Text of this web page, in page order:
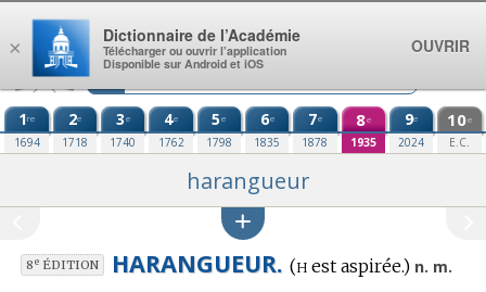
Aller au contenu
1re
1694
2e
1718
3e
1740
4e
1762
5e
1798
6e
1835
7e
1878
8e
1935
9e
2024
10e
E.C.
harangueur
8eÉDITION HARANGUEUR. (h est aspirée.) n. m.
×
Dictionnaire de l’Académie
Télécharger ou ouvrir l’application
Disponible sur Android et iOS
OUVRIR